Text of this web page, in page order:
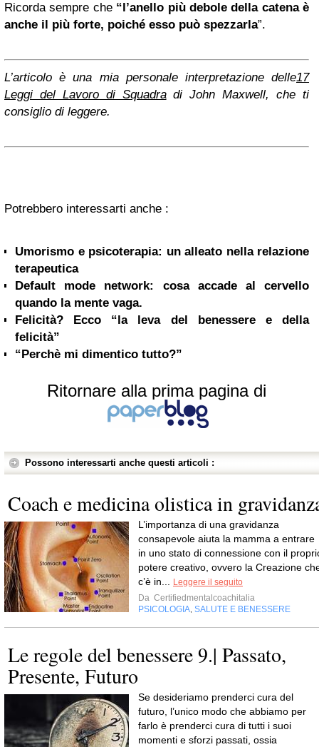
Ricorda sempre che “l’anello più debole della catena è
anche il più forte, poiché esso può spezzarla”.
L’articolo è una mia personale interpretazione delle17
Leggi del Lavoro di Squadradi John Maxwell, che ti
consiglio di leggere.
Potrebbero interessarti anche :
Umorismo e psicoterapia: un alleato nella relazione
terapeutica
Default mode network: cosa accade al cervello
quando la mente vaga.
Felicità? Ecco “la leva del benessere e della
felicità”
“Perchè mi dimentico tutto?”
Ritornare alla prima pagina di
Possono interessarti anche questi articoli :
Coach e medicina olistica in
L’importanza di una gravidanza
consapevole aiuta la mamma a entrare
in uno stato di connessione con il
potere creativo, ovvero la Creazione
c’è in...
Leggere il seguito
Da Certifiedmentalcoachitalia
PSICOLOGIA SALUTE E BENESSERE
Le regole del benessere 9.| Passato,
Presente, Futuro
Se desideriamo prenderci cura del
futuro, l’unico modo che abbiamo per
farlo è prenderci cura di tutti i suoi
momenti e sforzi passati, ossia